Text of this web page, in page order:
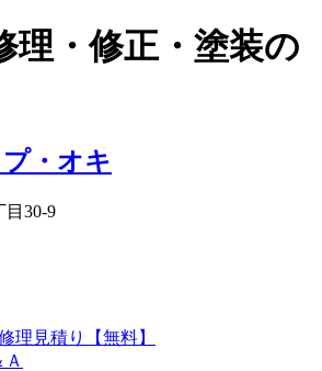
理・修正・塗装の
・オキ
目30-9
理見積り【無料】
Ａ